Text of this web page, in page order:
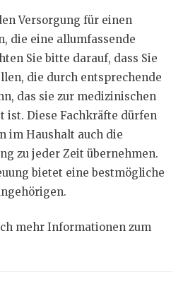
Versorgung für einen
die eine allumfassende
Sie bitte darauf, dass Sie
die durch entsprechende
das sie zur medizinischen
ist. Diese Fachkräfte dürfen
im Haushalt auch die
zu jeder Zeit übernehmen.
bietet eine bestmögliche
mehr Informationen zum